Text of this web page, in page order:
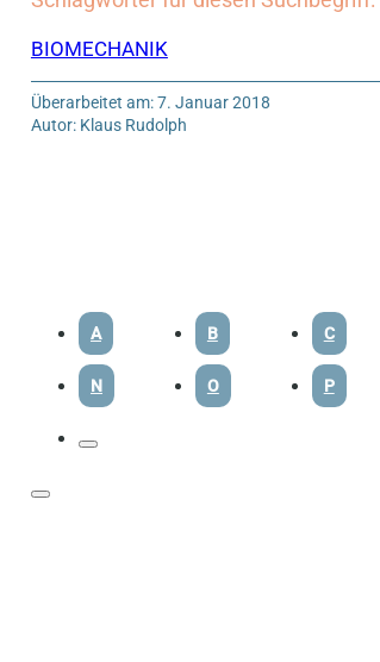
BIOMECHANIK
Überarbeitet am: 7. Januar 2018
Autor: Klaus Rudolph
A B C
N O P